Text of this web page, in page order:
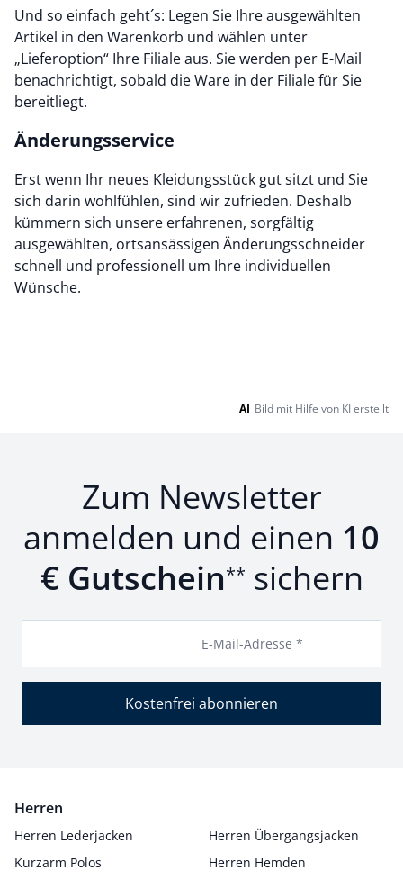
Und so einfach geht´s: Legen Sie Ihre ausgewählten
Artikel in den Warenkorb und wählen unter
„Lieferoption“ Ihre Filiale aus. Sie werden per E-Mail
benachrichtigt, sobald die Ware in der Filiale für Sie
bereitliegt.
Änderungsservice
Erst wenn Ihr neues Kleidungsstück gut sitzt und Sie
sich darin wohlfühlen, sind wir zufrieden. Deshalb
kümmern sich unsere erfahrenen, sorgfältig
ausgewählten, ortsansässigen Änderungsschneider
schnell und professionell um Ihre individuellen
Wünsche.
AI Bild mit Hilfe von KI erstellt
Zum Newsletter
anmelden und einen 10
€ Gutschein** sichern
E-Mail-Adresse *
Kostenfrei abonnieren
Herren
Herren Lederjacken
Herren Übergangsjacken
Kurzarm Polos
Herren Hemden